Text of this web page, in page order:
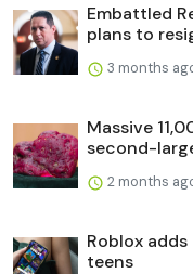
Embattled
plans to
3 months
Massive
second-
2 months
Roblox
teens